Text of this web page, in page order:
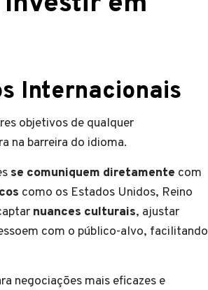
Internacionais
objetivos de qualquer
na barreira do idioma.
se comuniquem diretamente com
como os Estados Unidos, Reino
nuances culturais, ajustar
com o público-alvo, facilitando
negociações mais eficazes e